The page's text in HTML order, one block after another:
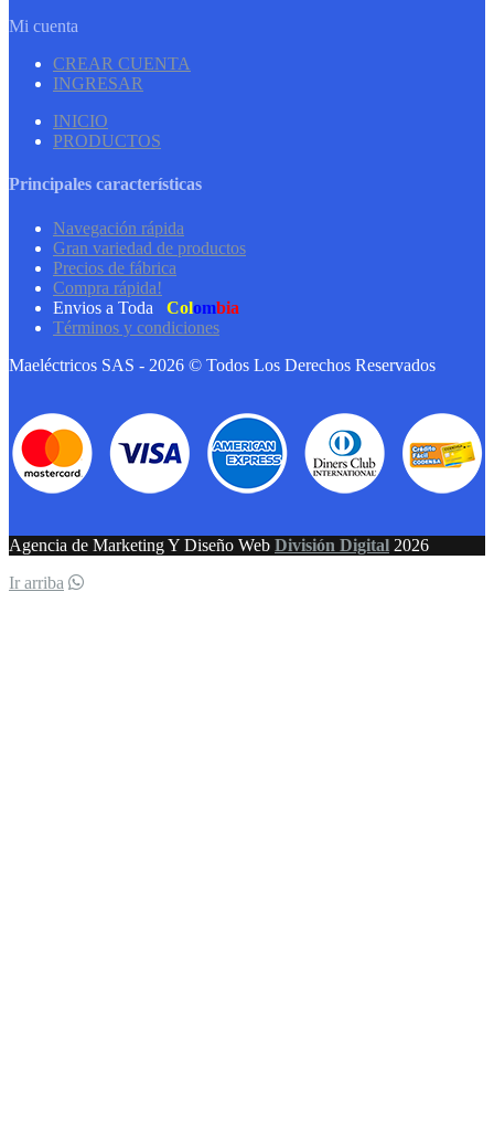
Mi cuenta
CREAR CUENTA
INGRESAR
INICIO
PRODUCTOS
Principales características
Navegación rápida
Gran variedad de productos
Precios de fábrica
Compra rápida!
Envios a Toda
Colombia
Términos y condiciones
Maeléctricos SAS - 2026 © Todos Los Derechos Reservados
Agencia de Marketing Y Diseño Web División Digital 2026
Ir arriba